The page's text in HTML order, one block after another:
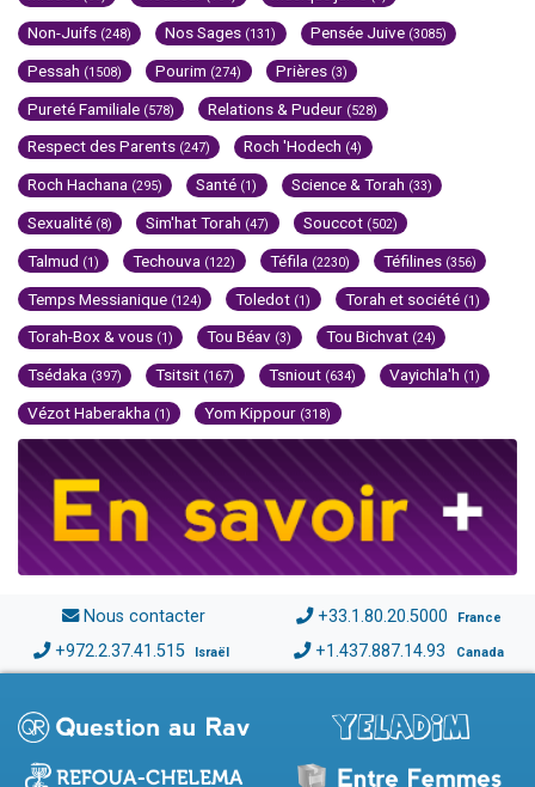
Non-Juifs (248) Nos Sages (131) Pensée Juive (3085)
Pessah (1508) Pourim (274) Prières (3)
Pureté Familiale (578) Relations & Pudeur (528)
Respect des Parents (247) Roch 'Hodech (4)
Roch Hachana (295) Santé (1) Science & Torah (33)
Sexualité (8) Sim'hat Torah (47) Souccot (502)
Talmud (1) Techouva (122) Téfila (2230) Téfilines (356)
Temps Messianique (124) Toledot (1) Torah et société (1)
Torah-Box & vous (1) Tou Béav (3) Tou Bichvat (24)
Tsédaka (397) Tsitsit (167) Tsniout (634) Vayichla'h (1)
Vézot Haberakha (1) Yom Kippour (318)
Nous contacter +33.1.80.20.5000 France
+972.2.37.41.515 Israël +1.437.887.14.93 Canada